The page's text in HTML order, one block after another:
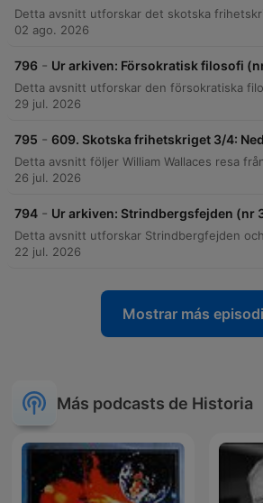
02 ago. 2026
796 - Ur arkiven: Försokratisk filosofi
29 jul. 2026
795 - 609. Skotska frihetskriget 3/4:
26 jul. 2026
794 - Ur arkiven: Strindbergsfejden (nr
22 jul. 2026
Mostrar más
Más podcasts de Historia